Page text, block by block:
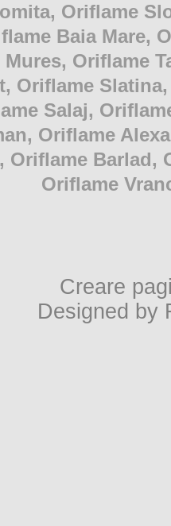
Oriflame
Baia Mare,
Oriflame
Oriflame
Salaj,
Oriflame
Oriflame Barlad,
Oriflame
Creare
Designed by